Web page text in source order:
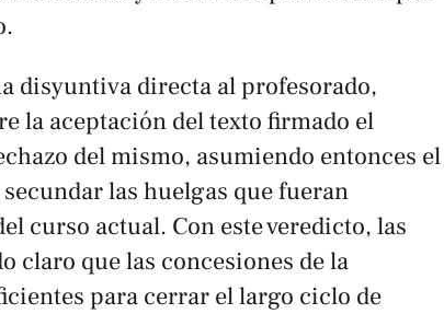
disyuntiva directa al profesorado,
la aceptación del texto firmado el
del mismo, asumiendo entonces el
las huelgas que fueran
curso actual. Con este veredicto, las
claro que las concesiones de la
para cerrar el largo ciclo de